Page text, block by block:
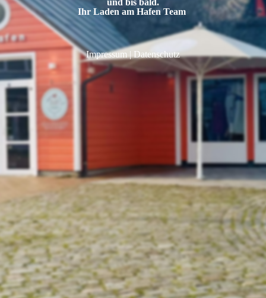
und bis bald.
Ihr Laden am Hafen Team
Impressum | Datenschutz